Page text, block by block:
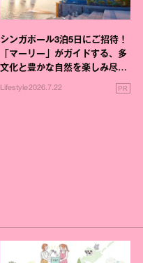
シンガポール3泊5日にご招待！
「マーリー」がガイドする、多
文化と豊かな自然を楽しみ尽く
Lifestyle2026.7.22 PR